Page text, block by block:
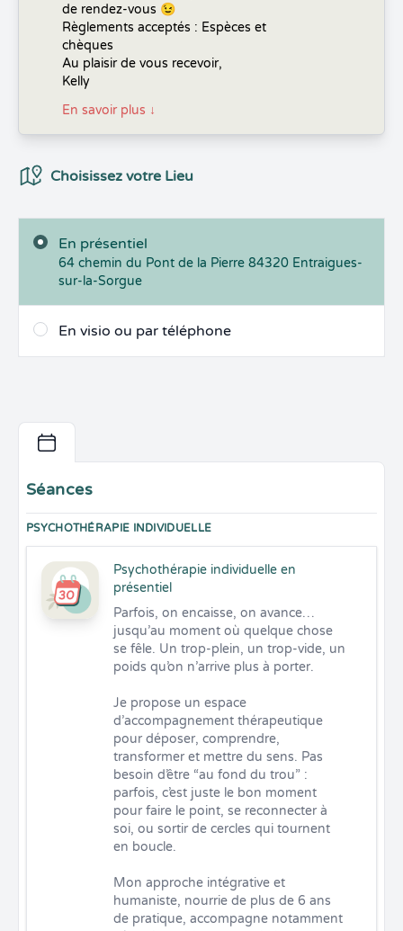
de rendez-vous 😉
Règlements acceptés : Espèces et
chèques
Au plaisir de vous recevoir,
Kelly
En savoir plus ↓
Choix du Lieux
Choisissez votre Lieu
En présentiel
64 chemin du Pont de la Pierre 84320 Entraigues-
sur-la-Sorgue
En visio ou par téléphone
Séances
PSYCHOTHÉRAPIE INDIVIDUELLE
Psychothérapie individuelle en
présentiel
Parfois, on encaisse, on avance…
jusqu’au moment où quelque chose
se fêle. Un trop-plein, un trop-vide, un
poids qu’on n’arrive plus à porter.
Je propose un espace
d’accompagnement thérapeutique
pour déposer, comprendre,
transformer et mettre du sens. Pas
besoin d’être “au fond du trou” :
parfois, c’est juste le bon moment
pour faire le point, se reconnecter à
soi, ou sortir de cercles qui tournent
en boucle.
Mon approche intégrative et
humaniste, nourrie de plus de 6 ans
de pratique, accompagne notamment